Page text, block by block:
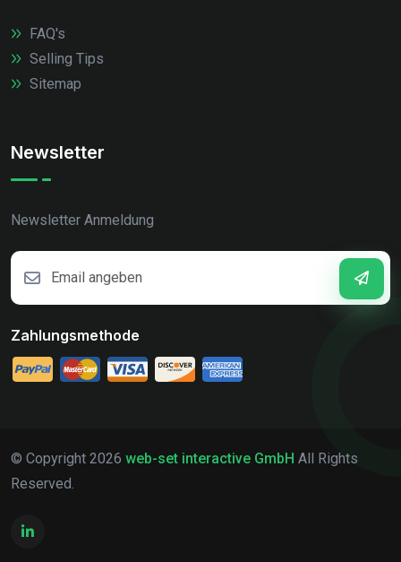
FAQ's
Selling Tips
Sitemap
Newsletter
Newsletter Anmeldung
Zahlungsmethode
© Copyright 2026 web-set interactive GmbH All Rights
Reserved.